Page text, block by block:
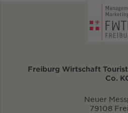
Freiburg Wirtschaft
Co.
Neuer
79108